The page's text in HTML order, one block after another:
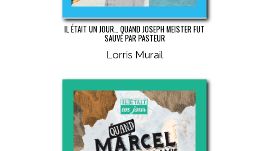
IL ÉTAIT UN JOUR… QUAND JOSEPH MEISTER FUT
SAUVÉ PAR PASTEUR
Lorris Murail